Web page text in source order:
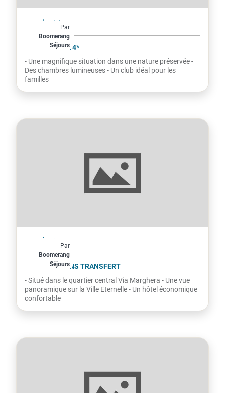
À partir de
462€
par personne
Par
Boomerang
Séjours
Italie
SANTA CLARA 4*
- Une magnifique situation dans une nature préservée -
Des chambres lumineuses - Un club idéal pour les
familles
À partir de
206€
par personne
Par
Boomerang
Séjours
Italie
RIMINI 3* - SANS TRANSFERT
- Situé dans le quartier central Via Marghera - Une vue
panoramique sur la Ville Eternelle - Un hôtel économique
confortable